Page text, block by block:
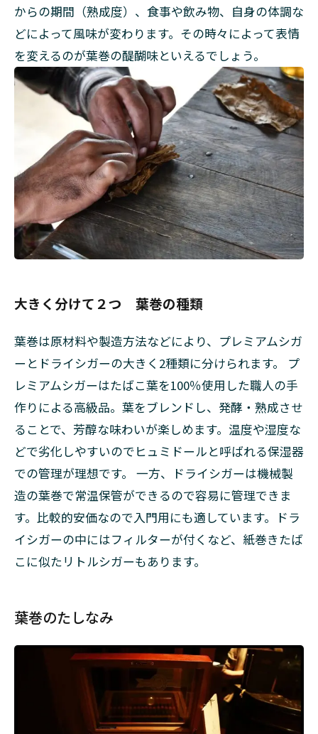
3.2
葉巻
を愛
した
人
葉巻
を燻
ら
せ、
伊達
男を
気取
って
みた
からの期間（熟成度）、食事や飲み物、自身の体調な
どによって風味が変わります。その時々によって表情
を変えるのが葉巻の醍醐味といえるでしょう。
大きく分けて２つ 葉巻の種類
葉巻は原材料や製造方法などにより、プレミアムシガ
ーとドライシガーの大きく2種類に分けられます。 プ
レミアムシガーはたばこ葉を100％使用した職人の手
作りによる高級品。葉をブレンドし、発酵・熟成させ
ることで、芳醇な味わいが楽しめます。温度や湿度な
どで劣化しやすいのでヒュミドールと呼ばれる保湿器
での管理が理想です。 一方、ドライシガーは機械製
造の葉巻で常温保管ができるので容易に管理できま
す。比較的安価なので入門用にも適しています。ドラ
イシガーの中にはフィルターが付くなど、紙巻きたば
こに似たリトルシガーもあります。
葉巻のたしなみ